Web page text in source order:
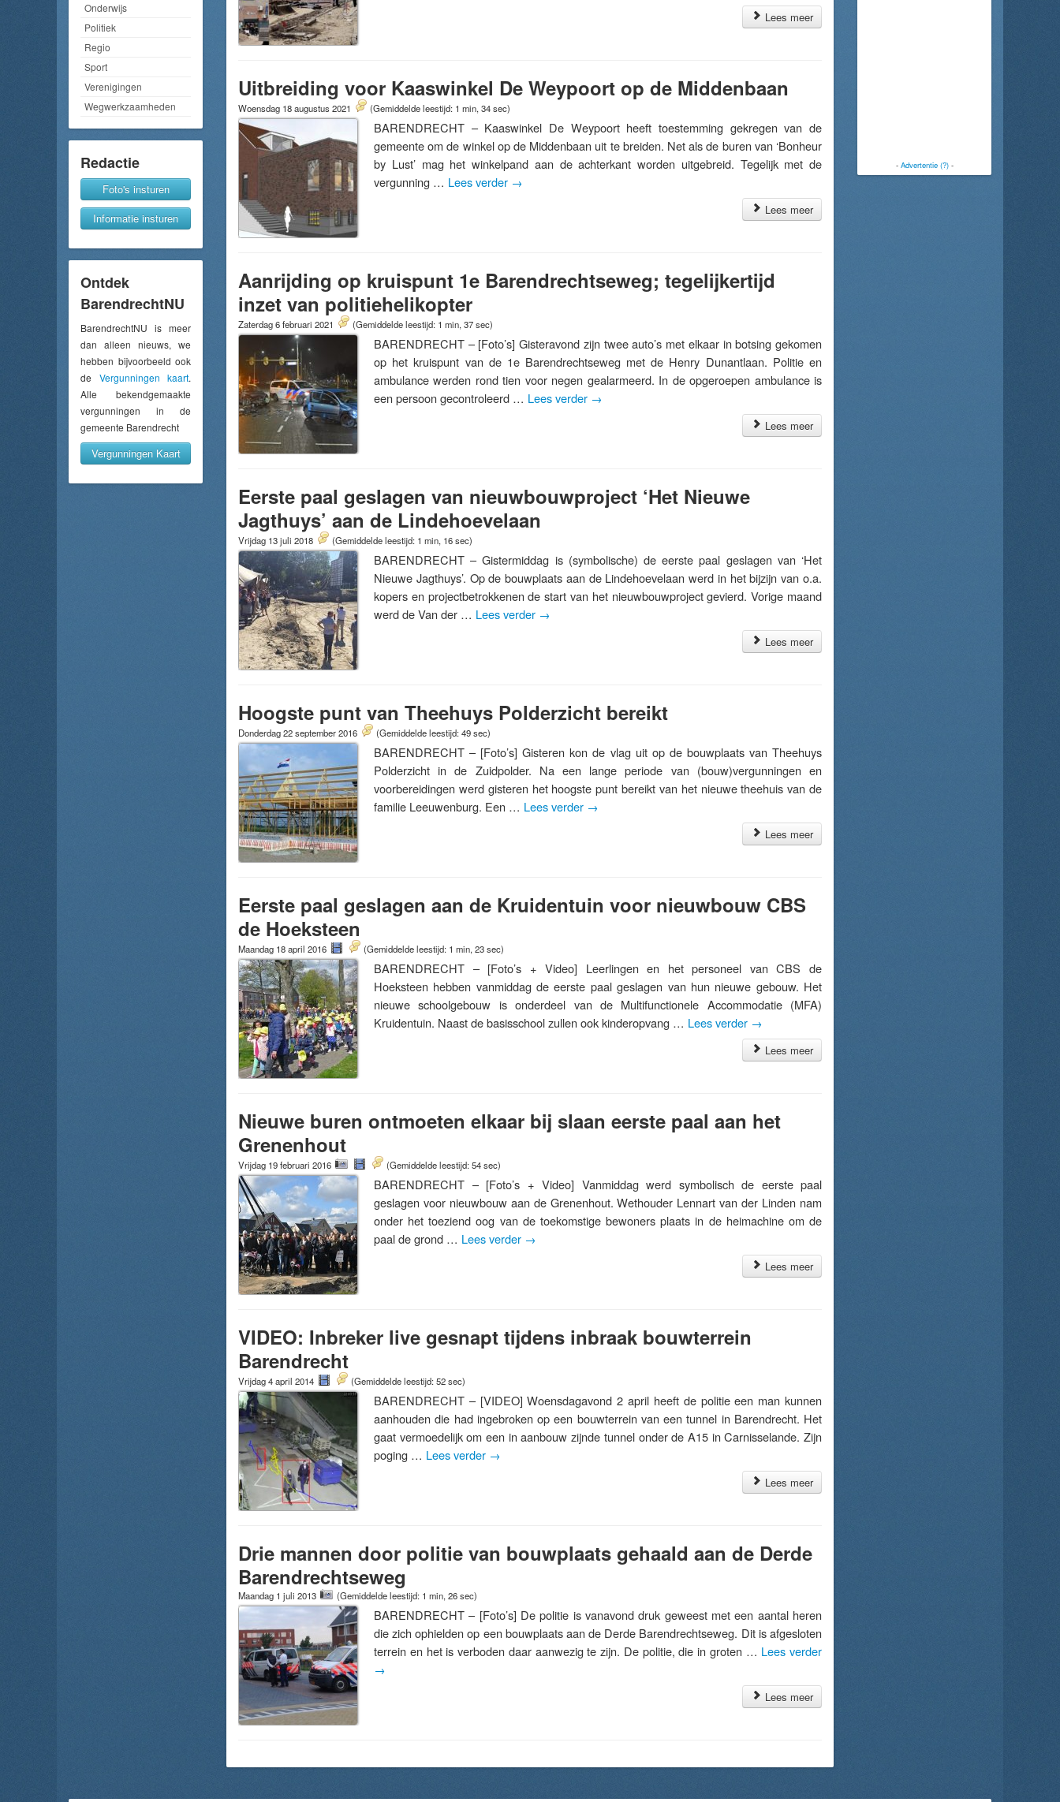
Onderwijs
Politiek
Regio
Sport
Verenigingen
Wegwerkzaamheden
Redactie
Foto's insturen
Informatie insturen
Ontdek
BarendrechtNU
BarendrechtNU is meer
dan alleen nieuws, we
hebben bijvoorbeeld ook
de Vergunningen kaart.
Alle bekendgemaakte
vergunningen in de
gemeente Barendrecht
Vergunningen Kaart
Lees meer
Uitbreiding voor Kaaswinkel De Weypoort op de Middenbaan
Woensdag 18 augustus 2021 (Gemiddelde leestijd: 1 min, 34 sec)
BARENDRECHT – Kaaswinkel De Weypoort heeft toestemming gekregen van de
gemeente om de winkel op de Middenbaan uit te breiden. Net als de buren van ‘Bonheur
by Lust’ mag het winkelpand aan de achterkant worden uitgebreid. Tegelijk met de
vergunning … Lees verder →
Lees meer
Aanrijding op kruispunt 1e Barendrechtseweg; tegelijkertijd
inzet van politiehelikopter
Zaterdag 6 februari 2021 (Gemiddelde leestijd: 1 min, 37 sec)
BARENDRECHT – [Foto’s] Gisteravond zijn twee auto’s met elkaar in botsing gekomen
op het kruispunt van de 1e Barendrechtseweg met de Henry Dunantlaan. Politie en
ambulance werden rond tien voor negen gealarmeerd. In de opgeroepen ambulance is
een persoon gecontroleerd … Lees verder →
Lees meer
Eerste paal geslagen van nieuwbouwproject ‘Het Nieuwe
Jagthuys’ aan de Lindehoevelaan
Vrijdag 13 juli 2018 (Gemiddelde leestijd: 1 min, 16 sec)
BARENDRECHT – Gistermiddag is (symbolische) de eerste paal geslagen van ‘Het
Nieuwe Jagthuys’. Op de bouwplaats aan de Lindehoevelaan werd in het bijzijn van o.a.
kopers en projectbetrokkenen de start van het nieuwbouwproject gevierd. Vorige maand
werd de Van der … Lees verder →
Lees meer
Hoogste punt van Theehuys Polderzicht bereikt
Donderdag 22 september 2016 (Gemiddelde leestijd: 49 sec)
BARENDRECHT – [Foto’s] Gisteren kon de vlag uit op de bouwplaats van Theehuys
Polderzicht in de Zuidpolder. Na een lange periode van (bouw)vergunningen en
voorbereidingen werd gisteren het hoogste punt bereikt van het nieuwe theehuis van de
familie Leeuwenburg. Een … Lees verder →
Lees meer
Eerste paal geslagen aan de Kruidentuin voor nieuwbouw CBS
de Hoeksteen
Maandag 18 april 2016 (Gemiddelde leestijd: 1 min, 23 sec)
BARENDRECHT – [Foto’s + Video] Leerlingen en het personeel van CBS de
Hoeksteen hebben vanmiddag de eerste paal geslagen van hun nieuwe gebouw. Het
nieuwe schoolgebouw is onderdeel van de Multifunctionele Accommodatie (MFA)
Kruidentuin. Naast de basisschool zullen ook kinderopvang … Lees verder →
Lees meer
Nieuwe buren ontmoeten elkaar bij slaan eerste paal aan het
Grenenhout
Vrijdag 19 februari 2016 (Gemiddelde leestijd: 54 sec)
BARENDRECHT – [Foto’s + Video] Vanmiddag werd symbolisch de eerste paal
geslagen voor nieuwbouw aan de Grenenhout. Wethouder Lennart van der Linden nam
onder het toeziend oog van de toekomstige bewoners plaats in de heimachine om de
paal de grond … Lees verder →
Lees meer
VIDEO: Inbreker live gesnapt tijdens inbraak bouwterrein
Barendrecht
Vrijdag 4 april 2014 (Gemiddelde leestijd: 52 sec)
BARENDRECHT – [VIDEO] Woensdagavond 2 april heeft de politie een man kunnen
aanhouden die had ingebroken op een bouwterrein van een tunnel in Barendrecht. Het
gaat vermoedelijk om een in aanbouw zijnde tunnel onder de A15 in Carnisselande. Zijn
poging … Lees verder →
Lees meer
Drie mannen door politie van bouwplaats gehaald aan de Derde
Barendrechtseweg
Maandag 1 juli 2013 (Gemiddelde leestijd: 1 min, 26 sec)
BARENDRECHT – [Foto’s] De politie is vanavond druk geweest met een aantal heren
die zich ophielden op een bouwplaats aan de Derde Barendrechtseweg. Dit is afgesloten
terrein en het is verboden daar aanwezig te zijn. De politie, die in groten … Lees verder
→
Lees meer
- Advertentie (?)-